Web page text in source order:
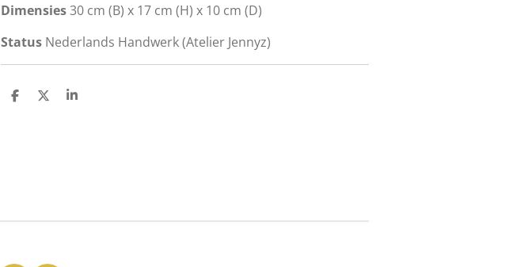
Dimensies30 cm (B) x 17 cm (H) x 10 cm (D)
Status Nederlands Handwerk (Atelier Jennyz)
D
D
S